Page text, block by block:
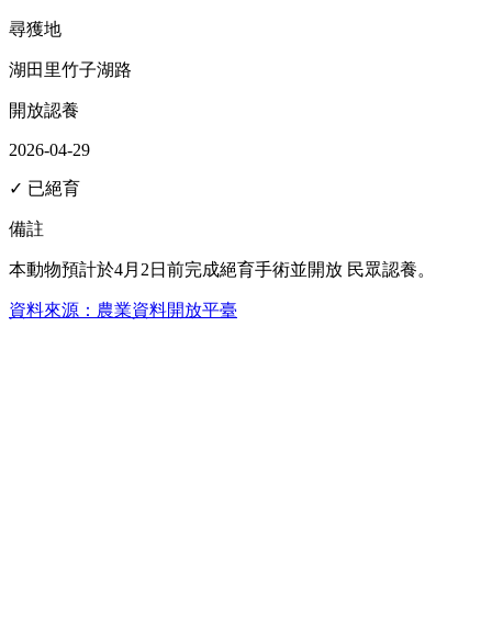
尋獲地
湖田里竹子湖路
開放認養
2026-04-29
✓ 已絕育
備註
本動物預計於4月2日前完成絕育手術並開放 民眾認養。
資料來源：農業資料開放平臺